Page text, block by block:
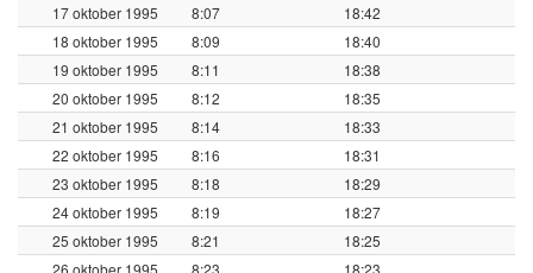
17 oktober 1995
8:07
18:42
18 oktober 1995
8:09
18:40
19 oktober 1995
8:11
18:38
20 oktober 1995
8:12
18:35
21 oktober 1995
8:14
18:33
22 oktober 1995
8:16
18:31
23 oktober 1995
8:18
18:29
24 oktober 1995
8:19
18:27
25 oktober 1995
8:21
18:25
26 oktober 1995
8:23 18:23